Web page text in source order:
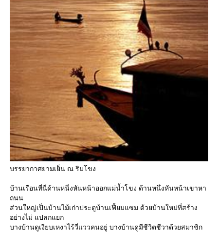
บรรยากาศยามเย็น ณ ริมโขง
บ้านเรือนที่นี่ด้านหนึ่งหันหน้าออกแม่น้ำโขง ด้านหนึ่งหันหน้าเขาหา
ถนน
ส่วนใหญ่เป็นบ้านไม้เก่าประตูบ้านเฟี้ยมแซม ด้วยบ้านใหม่ที่สร้าง
อย่างไม่ แปลกแยก
บางบ้านดูเงียบเหงาไร้วี่แววคนอยู่ บางบ้านดูมีชีวิตชีวาด้วยสมาชิก